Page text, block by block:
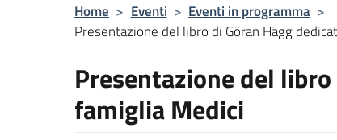
Home > Eventi > Eventi in programma >
Presentazione del libro di Göran Hägg
Presentazione del
famiglia Medici